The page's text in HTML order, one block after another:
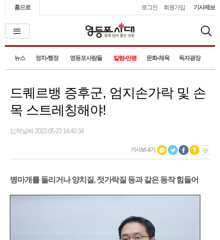
홈으로 로그인 회원가입 기사제보
뉴스 정치•행정 영등포사람들 칼럼•만평 문화•체육 독자광장
드퀘르뱅 증후군, 엄지손가락 및 손
목 스트레칭해야!
입력날짜 2022-05-23 14:40:34
기사보내기
병마개를 돌리거나 양치질, 젓가락질 등과 같은 동작 힘들어